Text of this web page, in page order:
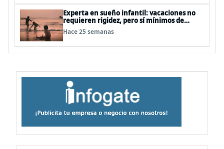
Experta en sueño infantil: vacaciones no
requieren rigidez, pero sí mínimos de
rutina
Hace 25 semanas